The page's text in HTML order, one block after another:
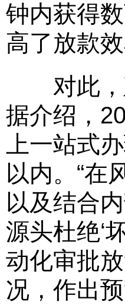
钟内获得
高了放款
对此，
据介绍，
上一站式
以内。“在
以及结合
源头杜绝‘
动化审批
况，作出